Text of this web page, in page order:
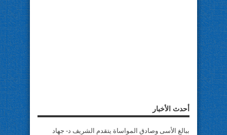
أحدث الأخبار
ببالغ الأسى وصادق المواساة يتقدم الشريف د- جهاد